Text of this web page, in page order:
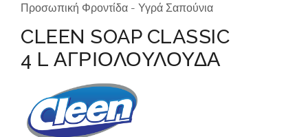
Προσωπική Φροντίδα - Υγρά Σαπούνια
CLEEN SOAP CLASSIC
4 L ΑΓΡΙΟΛΟΥΛΟΥΔΑ